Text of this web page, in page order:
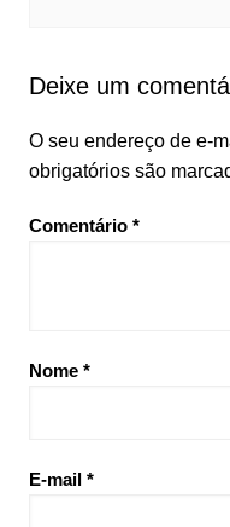
Deixe um
O seu endereço de e-
obrigatórios são
Comentário *
Nome *
E-mail *